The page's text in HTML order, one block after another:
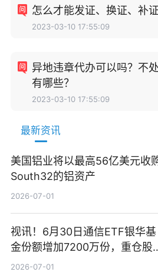
怎么才能发证、换证、补证
2023-03-10 17:55:09
异地违章代办可以吗？不
有哪些？
2023-03-10 17:55:09
最新资讯
美国铝业将以最高56亿美元收
South32的铝资产
2026-07-01
视讯！6月30日通信ETF银华基
金份额增加7200万份，重仓股
易盛、中际旭创、立讯精密
2026-07-01